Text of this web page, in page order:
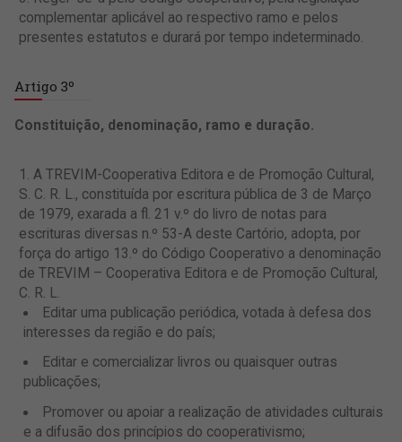
complementar aplicável ao respectivo ramo e pelos
presentes estatutos e durará por tempo indeterminado.
Artigo 3º
Constituição, denominação, ramo e duração.
A TREVIM-Cooperativa Editora e de Promoção Cultural,
S. C. R. L., constituída por escritura pública de 3 de Março
de 1979, exarada a fl. 21 v.º do livro de notas para
escrituras diversas n.º 53-A deste Cartório, adopta, por
força do artigo 13.º do Código Cooperativo a denominação
de TREVIM – Cooperativa Editora e de Promoção Cultural,
C. R. L.
Editar uma publicação periódica, votada à defesa dos
interesses da região e do país;
Editar e comercializar livros ou quaisquer outras
publicações;
Promover ou apoiar a realização de atividades culturais
e a difusão dos princípios do cooperativismo;